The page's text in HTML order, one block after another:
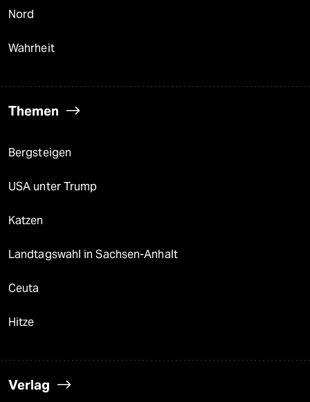
Nord
Wahrheit
Themen
Bergsteigen
USA unter Trump
Katzen
Landtagswahl in Sachsen-Anhalt
Ceuta
Hitze
Verlag